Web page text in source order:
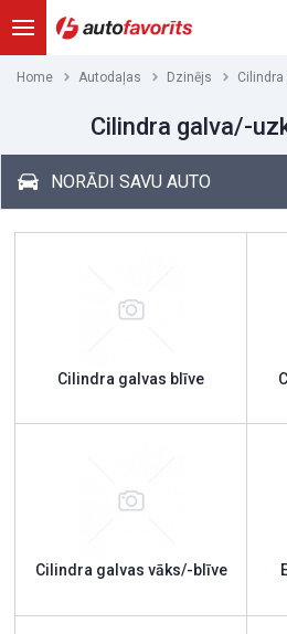
Home Autodaļas Dzinējs
Cilindra galva/-
NORĀDI SAVU AUTO
Cilindra galvas blīve
Cilindra galvas vāks/-blīve